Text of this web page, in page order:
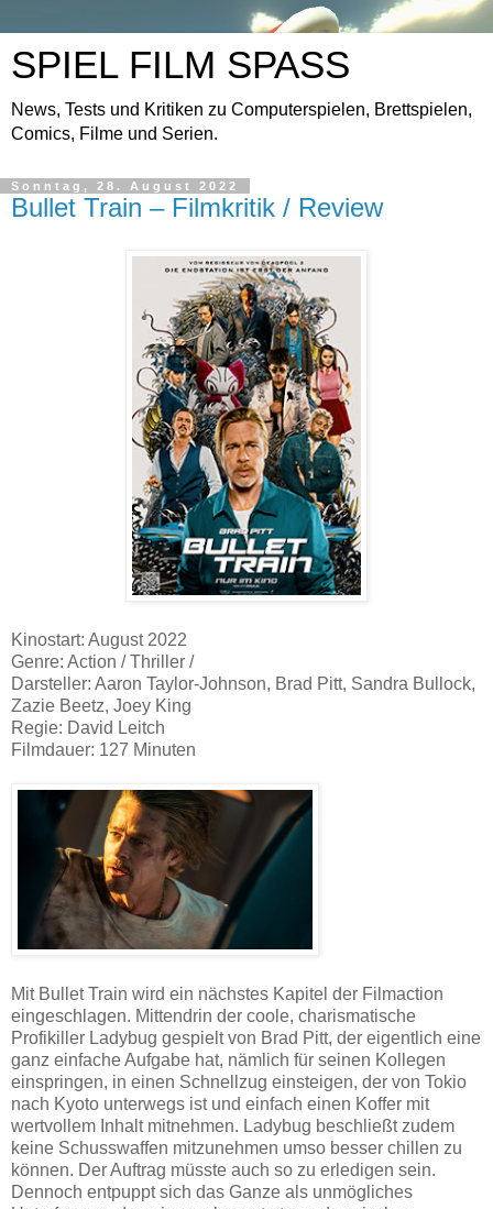
SPIEL FILM SPASS
News, Tests und Kritiken zu Computerspielen, Brettspielen,
Comics, Filme und Serien.
Sonntag, 28. August 2022
Bullet Train – Filmkritik / Review
Kinostart: August 2022
Genre: Action / Thriller /
Darsteller: Aaron Taylor-Johnson, Brad Pitt, Sandra Bullock,
Zazie Beetz, Joey King
Regie: David Leitch
Filmdauer: 127 Minuten
Mit Bullet Train wird ein nächstes Kapitel der Filmaction
eingeschlagen. Mittendrin der coole, charismatische
Profikiller Ladybug gespielt von Brad Pitt, der eigentlich eine
ganz einfache Aufgabe hat, nämlich für seinen Kollegen
einspringen, in einen Schnellzug einsteigen, der von Tokio
nach Kyoto unterwegs ist und einfach einen Koffer mit
wertvollem Inhalt mitnehmen. Ladybug beschließt zudem
keine Schusswaffen mitzunehmen umso besser chillen zu
können. Der Auftrag müsste auch so zu erledigen sein.
Dennoch entpuppt sich das Ganze als unmögliches